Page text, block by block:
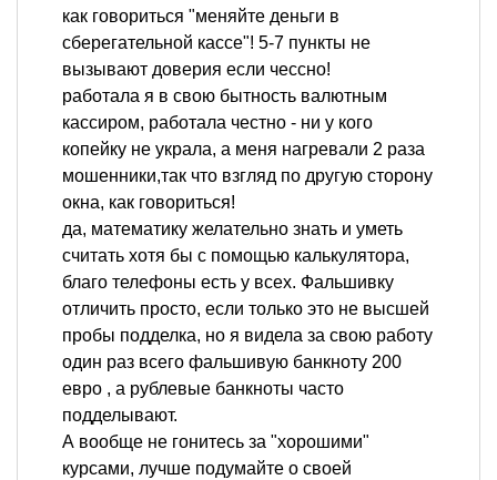
как говориться "меняйте деньги в
сберегательной кассе"! 5-7 пункты не
вызывают доверия если чессно!
работала я в свою бытность валютным
кассиром, работала честно - ни у кого
копейку не украла, а меня нагревали 2 раза
мошенники,так что взгляд по другую сторону
окна, как говориться!
да, математику желательно знать и уметь
считать хотя бы с помощью калькулятора,
благо телефоны есть у всех. Фальшивку
отличить просто, если только это не высшей
пробы подделка, но я видела за свою работу
один раз всего фальшивую банкноту 200
евро , а рублевые банкноты часто
подделывают.
А вообще не гонитесь за "хорошими"
курсами, лучше подумайте о своей